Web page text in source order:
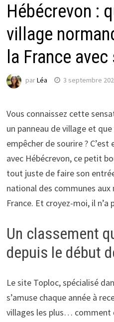
Hébécrevon :
village
la France
parLéa 3 septembre
Vous connaissez cette
un panneau de village et
empêcher de sourire ?
avec Hébécrevon, ce petit
tout juste de faire son
national des communes
France. Et croyez-moi, il n’a
Un classement
depuis le début
Le site Toploc, spécialisé
s’amuse chaque année à
villages les plus…